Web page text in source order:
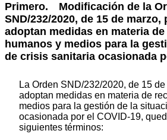
Primero. Modificación de la
SND/232/2020, de 15 de marzo,
adoptan medidas en materia
humanos y medios para la
de crisis sanitaria ocasionada
La Orden SND/232/2020, de 15
adoptan medidas en materia de
medios para la gestión de la
ocasionada por el COVID-19,
siguientes términos: